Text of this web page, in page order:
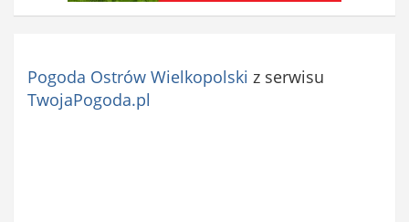
Pogoda Ostrów Wielkopolski z serwisu
TwojaPogoda.pl